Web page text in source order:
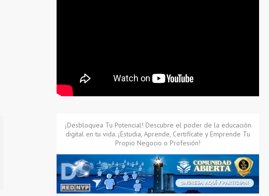
¡Desbloquea Tu Potencial! Descubre el poder de la educación
digital en tu vida. ¡Estudia, Aprende, Certifícate y Emprende Tu
Propio Negocio o Profesión!